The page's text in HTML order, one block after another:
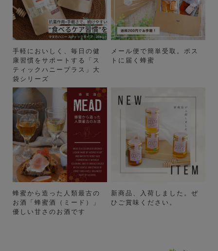
手軽においしく、毎日の健
康習慣をサポートする「ス
ティックハニープラス」大
袋シリーズ
メール便で簡単受取。ポス
トに届く蜂蜜
蜂蜜から造った人類最古の
お酒「蜂蜜酒（ミード）」
優しい甘さのお酒です
新商品、入荷しました。ぜ
ひご賞味ください。